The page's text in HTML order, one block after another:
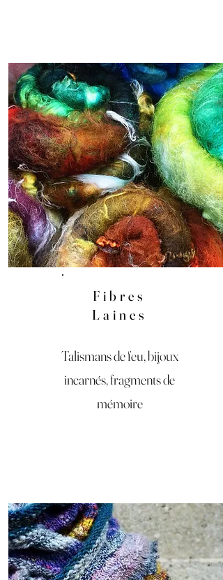
Fibres
Laines
Talismans de feu, bijoux
incarnés, fragments de
mémoire